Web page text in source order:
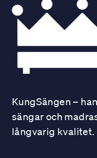
KungSängen –
sängar och
långvarig kvalitet.